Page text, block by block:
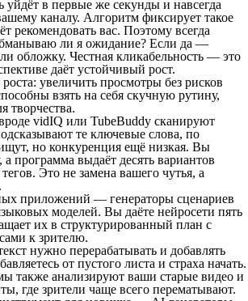
уйдёт в первые же секунды и навсегда
каналу. Алгоритм фиксирует такое
рекомендовать вас. Поэтому всегда
ли я ожидание? Если да —
обложку. Честная кликабельность — это
даёт устойчивый рост.
увеличить просмотры без рисков
взять на себя скучную рутину,
творчества.
vidIQ или TubeBuddy сканируют
те ключевые слова, по
но конкуренция ещё низкая. Вы
а программа выдаёт десять вариантов
Это не замена вашего чутья, а
приложений — генераторы сценариев
моделей. Вы даёте нейросети пять
их в структурированный план с
к зрителю.
нужно перерабатывать и добавлять
от пустого листа и страха начать.
также анализируют ваши старые видео и
где зрители чаще всего перематывают.